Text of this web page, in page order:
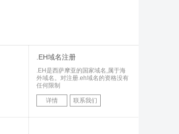
.EH域名注册
.EH是西萨摩亚的国家域名,属于海
外域名。对注册.eh域名的资格没有
任何限制
详情 联系我们